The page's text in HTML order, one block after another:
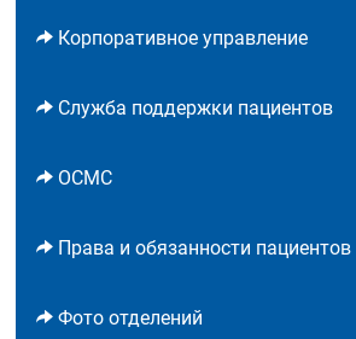
Корпоративное управление
Служба поддержки пациентов
ОСМС
Права и обязанности пациентов
Фото отделений